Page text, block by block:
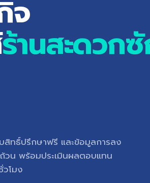
จ
ร้านสะดวก
ทธิ์ปรึกษาฟรี และข้อมูลการลง
วน พร้อมประเมินผลตอบแทน
โมง